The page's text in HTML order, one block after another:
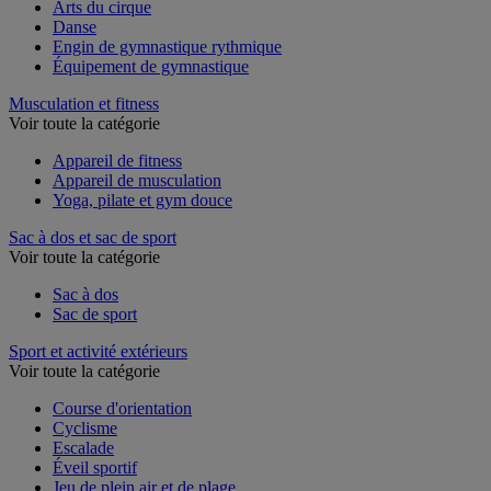
Agrès de gymnastique
Arts du cirque
Danse
Engin de gymnastique rythmique
Musculation et fitness
Appareil de fitness
Appareil de musculation
Sac à dos et sac de sport
Sac à dos
Sport et activité extérieurs
Course d'orientation
Cyclisme
Escalade
Éveil sportif